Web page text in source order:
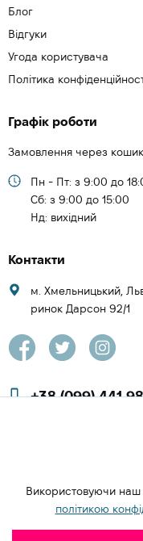
Блог
Відгуки
Угода користувача
Політика
Графік роботи
Замовлення через
Пн - Пт: з 9:00 до
Cб: з 9:00 до 15:00
Нд: вихідний
Контакти
м. Хмельницький,
ринок Дарсон 92/1
+38 (099) 441
+38 (097) 423
Використовуючи
політикою